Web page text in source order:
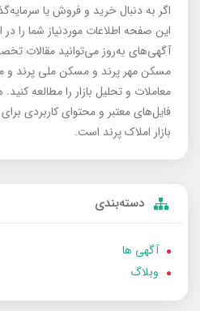
اگر به دنبال خرید و فروش یا
این صفحه اطلاعات موردنیاز شما را در
آگهی‌های به‌روز می‌توانید مقالات
مسکن مهر پرند و مسکن ملی پرند و
معاملات و تحلیل بازار را مطالعه
فایل‌های معتبر و محتوای کاربردی
بازار املاک پرند است.
دسته‌بندی
آگهی ها
وبلاگ